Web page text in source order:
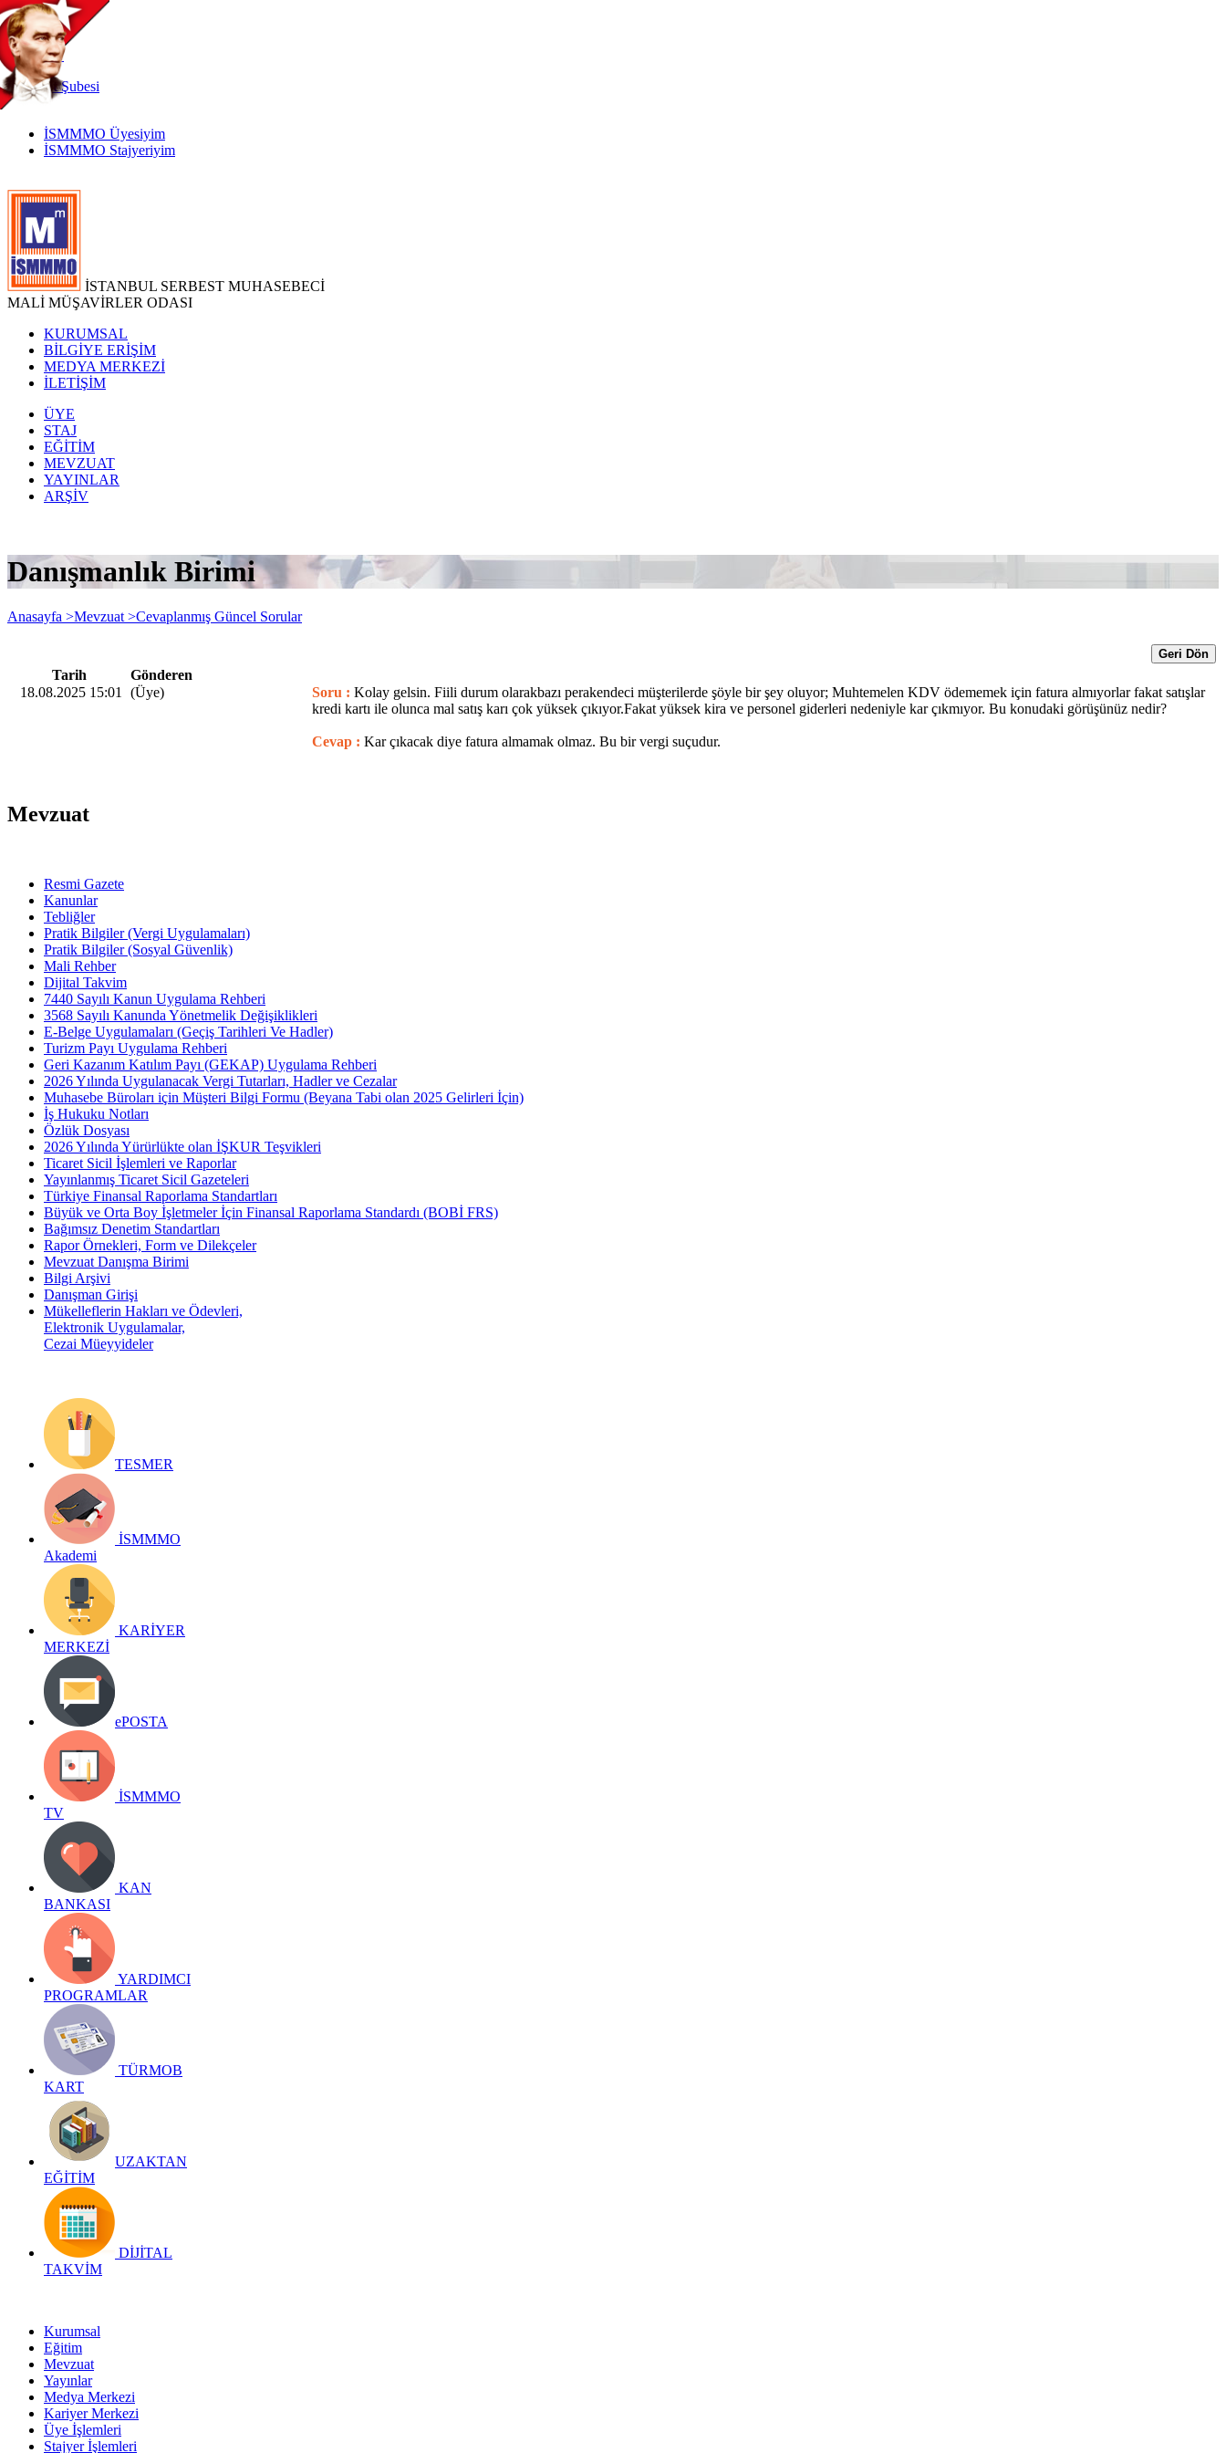
TR
|
EN
İnternetŞubesi
İSMMMO Üyesiyim
İSMMMO Stajyeriyim
İSTANBUL SERBEST MUHASEBECİ
MALİ MÜŞAVİRLER ODASI
KURUMSAL
BİLGİYE ERİŞİM
MEDYA MERKEZİ
İLETİŞİM
ÜYE
STAJ
EĞİTİM
MEVZUAT
YAYINLAR
ARŞİV
Danışmanlık Birimi
Anasayfa >Mevzuat >Cevaplanmış Güncel Sorular
Geri Dön
Tarih
Gönderen
18.08.2025 15:01
(Üye) Soru : Kolay gelsin. Fiili durum olarakbazı perakendeci müşterilerde şöyle bir şey oluyor; Muhtemelen KDV ödememek için fatura almıyorlar fakat satışlar
kredi kartı ile olunca mal satış karı çok yüksek çıkıyor.Fakat yüksek kira ve personel giderleri nedeniyle kar çıkmıyor. Bu konudaki görüşünüz nedir?
Cevap : Kar çıkacak diye fatura almamak olmaz. Bu bir vergi suçudur.
Mevzuat
Resmi Gazete
Kanunlar
Tebliğler
Pratik Bilgiler (Vergi Uygulamaları)
Pratik Bilgiler (Sosyal Güvenlik)
Mali Rehber
Dijital Takvim
7440 Sayılı Kanun Uygulama Rehberi
3568 Sayılı Kanunda Yönetmelik Değişiklikleri
E-Belge Uygulamaları (Geçiş Tarihleri Ve Hadler)
Turizm Payı Uygulama Rehberi
Geri Kazanım Katılım Payı (GEKAP) Uygulama Rehberi
2026 Yılında Uygulanacak Vergi Tutarları, Hadler ve Cezalar
Muhasebe Büroları için Müşteri Bilgi Formu (Beyana Tabi olan 2025 Gelirleri İçin)
İş Hukuku Notları
Özlük Dosyası
2026 Yılında Yürürlükte olan İŞKUR Teşvikleri
Ticaret Sicil İşlemleri ve Raporlar
Yayınlanmış Ticaret Sicil Gazeteleri
Türkiye Finansal Raporlama Standartları
Büyük ve Orta Boy İşletmeler İçin Finansal Raporlama Standardı (BOBİ FRS)
Bağımsız Denetim Standartları
Rapor Örnekleri, Form ve Dilekçeler
Mevzuat Danışma Birimi
Bilgi Arşivi
Danışman Girişi
Mükelleflerin Hakları ve Ödevleri,
Elektronik Uygulamalar,
Cezai Müeyyideler
TESMER
İSMMMO
Akademi
KARİYER
MERKEZİ
ePOSTA
İSMMMO
TV
KAN
BANKASI
YARDIMCI
PROGRAMLAR
TÜRMOB
KART
UZAKTAN
EĞİTİM
DİJİTAL
TAKVİM
Kurumsal
Eğitim
Mevzuat
Yayınlar
Medya Merkezi
Kariyer Merkezi
Üye İşlemleri
Stajyer İşlemleri